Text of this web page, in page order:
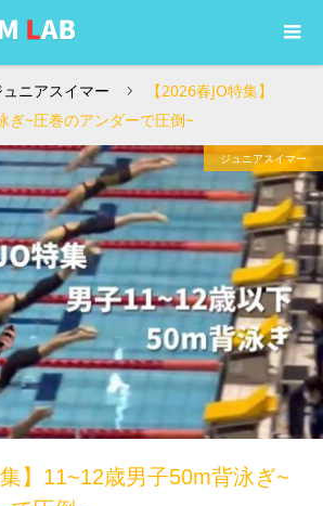
ュニアスイマー
【2026春JO特集】
ぎ~圧巻のアンダーで圧倒~
ジュニアスイマー
集】11~12歳男子50m背泳ぎ~